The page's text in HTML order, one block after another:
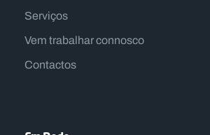
Serviços
Vem trabalhar connosco
Contactos